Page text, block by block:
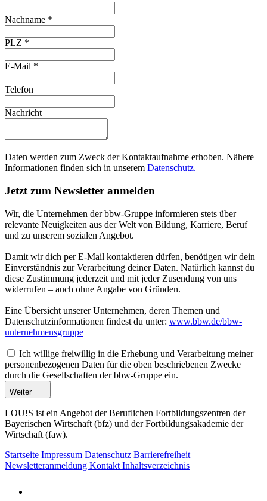
Nachname *
PLZ *
E-Mail *
Telefon
Nachricht
Daten werden zum Zweck der Kontaktaufnahme erhoben. Nähere
Informationen finden sich in unserem Datenschutz.
Jetzt zum Newsletter anmelden
Wir, die Unternehmen der bbw-Gruppe informieren stets über
relevante Neuigkeiten aus der Welt von Bildung, Karriere, Beruf
und zu unserem sozialen Angebot.
Damit wir dich per E-Mail kontaktieren dürfen, benötigen wir dein
Einverständnis zur Verarbeitung deiner Daten. Natürlich kannst du
diese Zustimmung jederzeit und mit jeder Zusendung von uns
widerrufen – auch ohne Angabe von Gründen.
Eine Übersicht unserer Unternehmen, deren Themen und
Datenschutzinformationen findest du unter: www.bbw.de/bbw-
unternehmensgruppe
Ich willige freiwillig in die Erhebung und Verarbeitung meiner
personenbezogenen Daten für die oben beschriebenen Zwecke
durch die Gesellschaften der bbw-Gruppe ein.
Weiter
LOU!S ist ein Angebot der Beruflichen Fortbildungszentren der
Bayerischen Wirtschaft (bfz) und der Fortbildungsakademie der
Wirtschaft (faw).
Startseite Impressum Datenschutz Barrierefreiheit
Newsletteranmeldung Kontakt Inhaltsverzeichnis